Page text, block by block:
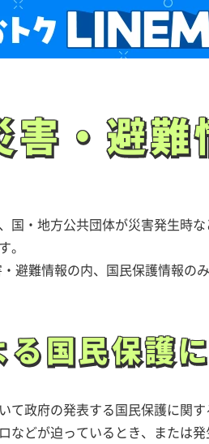
害・避難
害・避難
国・地方公共団体が災害発生時
。
避難情報の内、国民保護情報のみ
る国民保護
る国民保護
て政府の発表する国民保護に関
などが迫っているとき、または